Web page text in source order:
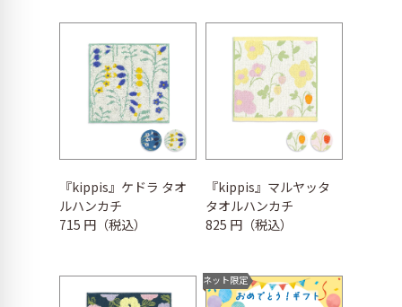
『kippis』ケドラ タオ
ルハンカチ
715 円（税込）
『kippis』マルヤッタ
タオルハンカチ
825 円（税込）
ネット限定